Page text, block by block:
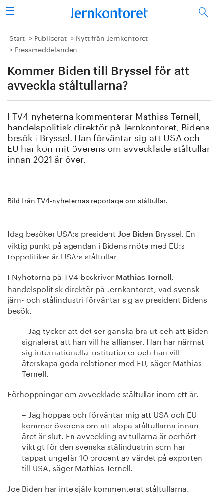
Sök
Stålindustrin
Forskning/utbildning
Energi/miljö
Vi tycker
Publicerat
Om oss
Start Publicerat
Nytt från Jernkontoret
Pressmeddelanden
Kommer Biden till Bryssel för att
avveckla ståltullarna?
I TV4-nyheterna kommenterar Mathias Ternell,
handelspolitisk direktör på Jernkontoret, Bidens
besök i Bryssel. Han förväntar sig att USA och
EU har kommit överens om avvecklade ståltullar
innan 2021 är över.
Bild från TV4-nyheternas reportage om ståltullar.
Idag besöker USA:s president Joe Biden Bryssel. En
viktig punkt på agendan i Bidens möte med EU:s
toppolitiker är USA:s ståltullar.
I Nyheterna på TV4 beskriver Mathias Ternell
,
handelspolitisk direktör på Jernkontoret, vad svensk
järn- och stålindustri förväntar sig av president Bidens
besök.
– Jag tycker att det ser ganska bra ut och att Biden
signalerat att han vill ha allianser. Han har närmat
sig internationella institutioner och han vill
återskapa goda relationer med EU, säger Mathias
Ternell.
Förhoppningar om avvecklade ståltullar inom ett år.
– Jag hoppas och förväntar mig att USA och EU
kommer överens om att slopa ståltullarna innan
året är slut. En avveckling av tullarna är oerhört
viktigt för den svenska stålindustrin som har
tappat ungefär 10 procent av värdet på exporten
till USA, säger Mathias Ternell.
Joe Biden har inte själv kommenterat ståltullarna.